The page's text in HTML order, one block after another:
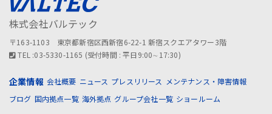
株式会社バルテック
〒163-1103 東京都新宿区西新宿6-22-1 新宿スクエアタワー3階
TEL :03-5330-1165 (受付時間 : 平日9:00∼17:30)
企業情報 会社概要 ニュース プレスリリース
メンテナンス・障害情報
ブログ 国内拠点一覧 海外拠点 グループ会社一覧 ショールーム